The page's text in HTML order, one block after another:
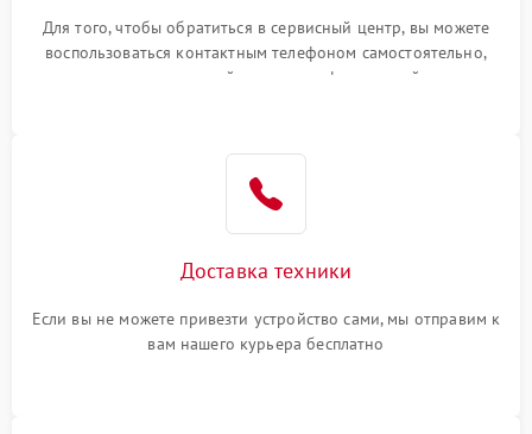
Для того, чтобы обратиться в сервисный центр, вы можете
воспользоваться контактным телефоном самостоятельно,
или оставить свой номер телефона на сайте
Доставка техники
Если вы не можете привезти устройство сами, мы отправим к
вам нашего курьера бесплатно